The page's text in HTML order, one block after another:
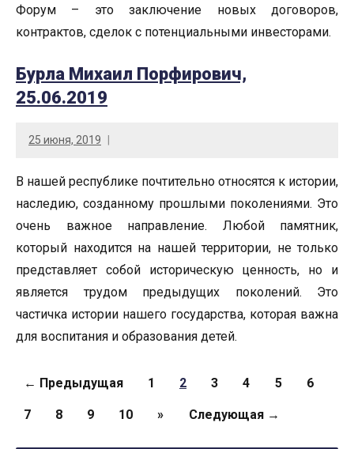
Форум – это заключение новых договоров,
контрактов, сделок с потенциальными инвесторами.
Бурла Михаил Порфирович,
25.06.2019
25 июня, 2019
В нашей республике почтительно относятся к истории,
наследию, созданному прошлыми поколениями. Это
очень важное направление. Любой памятник,
который находится на нашей территории, не только
представляет собой историческую ценность, но и
является трудом предыдущих поколений. Это
частичка истории нашего государства, которая важна
для воспитания и образования детей.
Страницы
← Предыдущая 1 2 3 4 5 6
7 8 9 10 » Следующая →